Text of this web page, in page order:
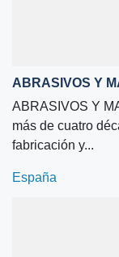
ABRASIVOS Y
ABRASIVOS Y
más de cuatro
fabricación y...
España